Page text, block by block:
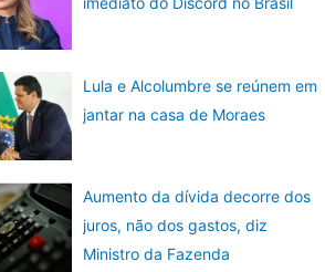
Lula e Alcolumbre se reúnem em
jantar na casa de Moraes
Aumento da dívida decorre dos
juros, não dos gastos, diz
Ministro da Fazenda